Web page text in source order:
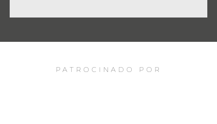
PATROCINADO POR